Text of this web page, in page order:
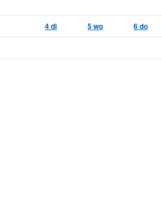
4di 5wo 6do